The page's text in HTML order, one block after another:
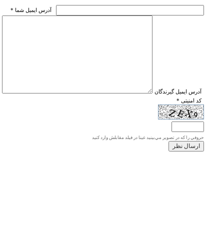
* آدرس ايميل شما
* آدرس ايميل گيرندگان
* کد امنیتی
حروفي را كه در تصوير مي‌بينيد عينا در فيلد مقابلش وارد كنيد